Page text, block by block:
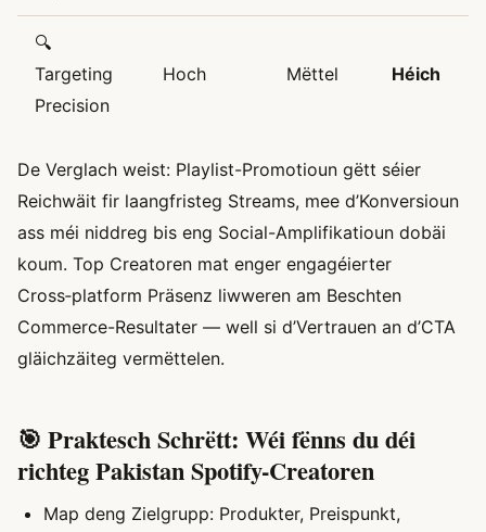
🔍
Targeting
Precision
Hoch Mëttel Héich
De Verglach weist: Playlist-Promotioun gëtt séier
Reichwäit fir laangfristeg Streams, mee d’Konversioun
ass méi niddreg bis eng Social-Amplifikatioun dobäi
koum. Top Creatoren mat enger engagéierter
Cross‑platform Präsenz liwweren am Beschten
Commerce-Resultater — well si d’Vertrauen an d’CTA
gläichzäiteg vermëttelen.
🎯 Praktesch Schrëtt: Wéi fënns du déi
richteg Pakistan Spotify-Creatoren
Map deng Zielgrupp: Produkter, Preispunkt,